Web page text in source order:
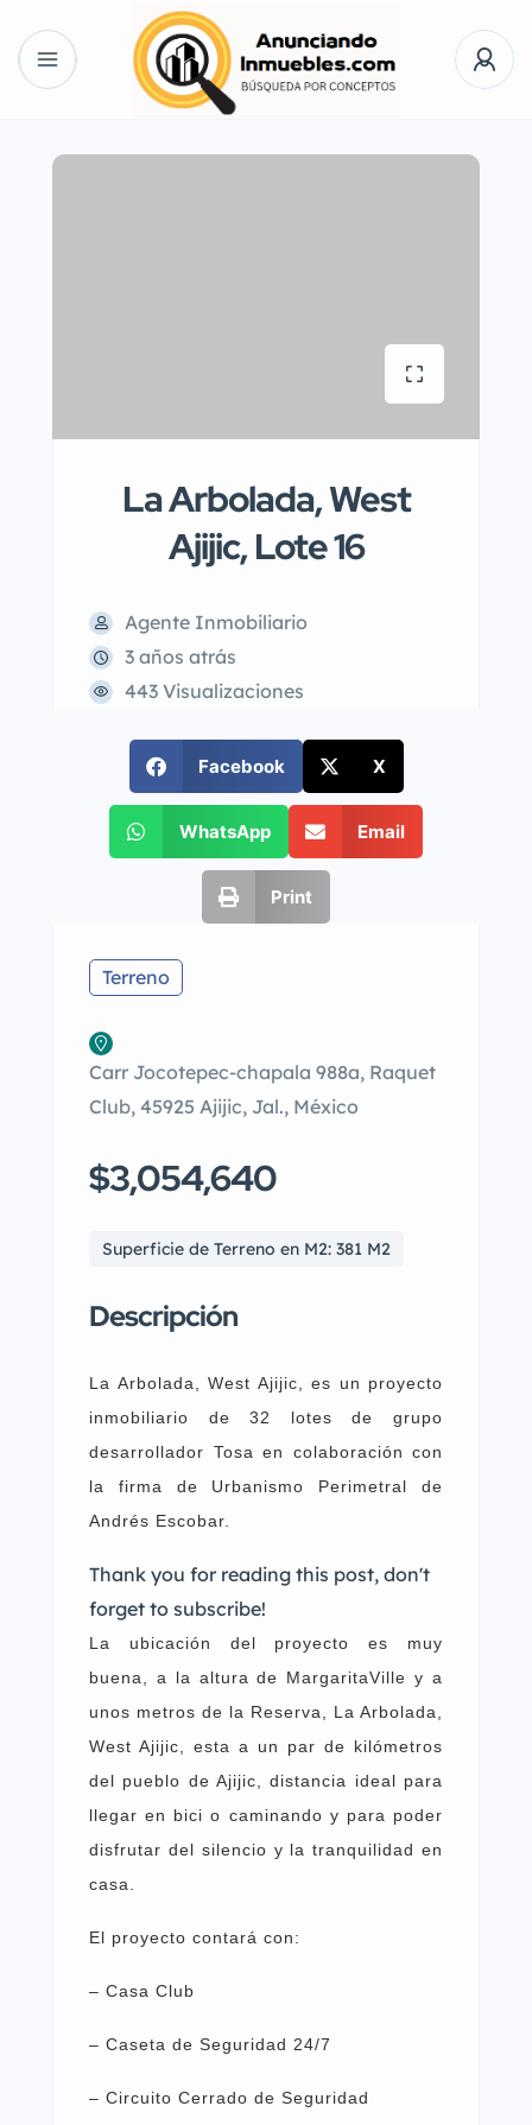
La Arbolada, West
Ajijic, Lote 16
Agente Inmobiliario
3 años atrás
443 Visualizaciones
Facebook X
WhatsApp Email
Print
Terreno
Carr Jocotepec-chapala 988a, Raquet
Club, 45925 Ajijic, Jal., México
$3,054,640
Superficie de Terreno en M2: 381 M2
Descripción
La Arbolada, West Ajijic, es un proyecto
inmobiliario de 32 lotes de grupo
desarrollador Tosa en colaboración con
la firma de Urbanismo Perimetral de
Andrés Escobar.
Thank you for reading this post, don't
forget to subscribe!
La ubicación del proyecto es muy
buena, a la altura de MargaritaVille y a
unos metros de la Reserva, La Arbolada,
West Ajijic, esta a un par de kilómetros
del pueblo de Ajijic, distancia ideal para
llegar en bici o caminando y para poder
disfrutar del silencio y la tranquilidad en
casa.
El proyecto contará con:
– Casa Club
– Caseta de Seguridad 24/7
– Circuito Cerrado de Seguridad